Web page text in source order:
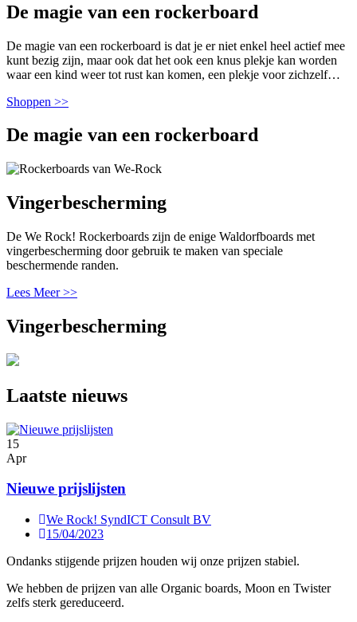
De magie van een rockerboard
De magie van een rockerboard is dat je er niet enkel heel actief mee
kunt bezig zijn, maar ook dat het ook een knus plekje kan worden
waar een kind weer tot rust kan komen, een plekje voor zichzelf…
Shoppen >>
De magie van een rockerboard
Vingerbescherming
De We Rock! Rockerboards zijn de enige Waldorfboards met
vingerbescherming door gebruik te maken van speciale
beschermende randen.
Lees Meer >>
Vingerbescherming
Vorige
Volgende
Laatste nieuws
15
Apr
Nieuwe prijslijsten
We Rock! SyndICT Consult BV
15/04/2023
Ondanks stijgende prijzen houden wij onze prijzen stabiel.
We hebben de prijzen van alle Organic boards, Moon en Twister
zelfs sterk gereduceerd.